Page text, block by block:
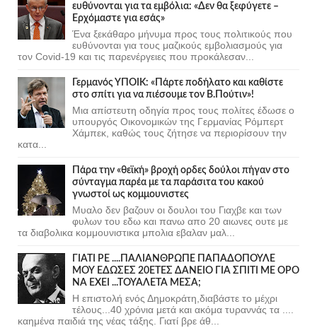
ευθύνονται για τα εμβόλια: «Δεν θα ξεφύγετε –
Ερχόμαστε για εσάς»
Ένα ξεκάθαρο μήνυμα προς τους πολιτικούς που
ευθύνονται για τους μαζικούς εμβολιασμούς για
τον Covid-19 και τις παρενέργειες που προκάλεσαν...
Γερμανός ΥΠΟΙΚ: «Πάρτε ποδήλατο και καθίστε
στο σπίτι για να πιέσουμε τον Β.Πούτιν»!
Μια απίστευτη οδηγία προς τους πολίτες έδωσε ο
υπουργός Οικονομικών της Γερμανίας Ρόμπερτ
Χάμπεκ, καθώς τους ζήτησε να περιορίσουν την
κατα...
Πάρα την «θεϊκή» βροχή ορδες δούλοι πήγαν στο
σύνταγμα παρέα με τα παράσιτα του κακού
γνωστοί ως κομμουνιστες
Μυαλο δεν βαζουν οι δουλοι του Γιαχβε και των
φυλων του εδω και πανω απο 20 αιωνες ουτε με
τα διαβολικα κομμουνιστικα μπολια εβαλαν μαλ...
ΓΙΑΤΙ ΡΕ ....ΠΑΛΙΑΝΘΡΩΠΕ ΠΑΠΑΔΟΠΟΥΛΕ
ΜΟΥ ΕΔΩΣΕΣ 20ΕΤΕΣ ΔΑΝΕΙΟ ΓΙΑ ΣΠΙΤΙ ΜΕ ΟΡΟ
ΝΑ ΕΧΕΙ ...ΤΟΥΑΛΕΤΑ ΜΕΣΑ;
Η επιστολή ενός Δημοκράτη,διαβάστε το μέχρι
τέλους...40 χρόνια μετά και ακόμα τυραννάς τα ....
καημένα παιδιά της νέας τάξης. Γιατί βρε άθ...